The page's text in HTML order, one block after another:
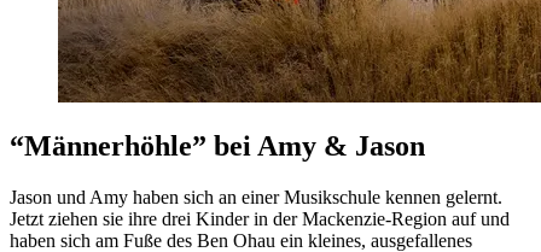
“Männerhöhle” bei Amy & Jason
Jason und Amy haben sich an einer Musikschule kennen gelernt.
Jetzt ziehen sie ihre drei Kinder in der Mackenzie-Region auf und
haben sich am Fuße des Ben Ohau ein kleines, ausgefallenes